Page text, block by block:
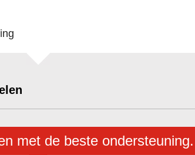
met de beste ondersteuning.